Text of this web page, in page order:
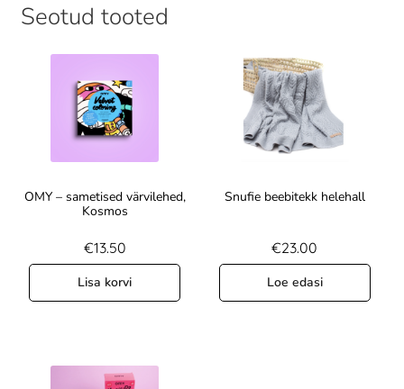
Seotud tooted
OMY – sametised värvilehed,
Kosmos
€13.50
Lisa korvi
Snufie beebitekk helehall
€23.00
Loe edasi